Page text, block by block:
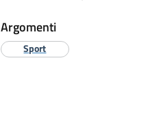
Argomenti
Sport